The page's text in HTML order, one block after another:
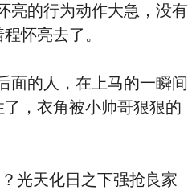
的行为动作大急，没有
怀亮去了。
的人，在上马的一瞬间
，衣角被小帅哥狠狠的
天化日之下强抢良家